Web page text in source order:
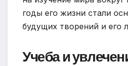
годы его жизни стали
будущих творений и его
Учеба и